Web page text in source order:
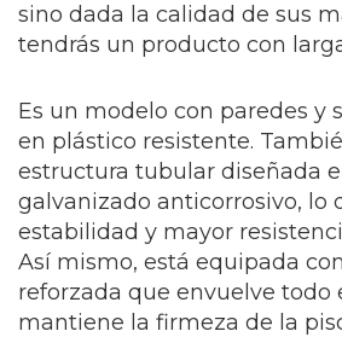
sino dada la calidad de sus
tendrás un producto con
Es un modelo con paredes y
en plástico resistente.
estructura tubular diseñada
galvanizado anticorrosivo, lo
estabilidad y mayor
Así mismo, está equipada
reforzada que envuelve todo
mantiene la firmeza de la